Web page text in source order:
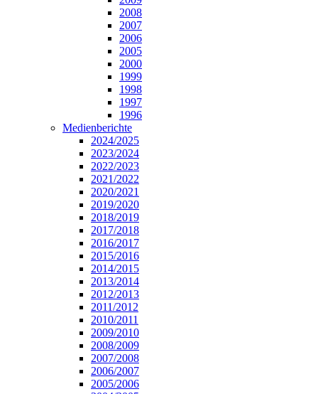
2008
2007
2006
2005
2000
1999
1998
1997
1996
Medienberichte
2024/2025
2023/2024
2022/2023
2021/2022
2020/2021
2019/2020
2018/2019
2017/2018
2016/2017
2015/2016
2014/2015
2013/2014
2012/2013
2011/2012
2010/2011
2009/2010
2008/2009
2007/2008
2006/2007
2005/2006